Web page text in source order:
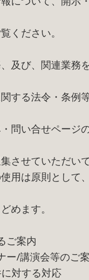
ください。
及び、関連業務
する法令・条例
問い合せページ
させていただい
用は原則として
めます。
ご案内
ー/講演会等のご
対する対応